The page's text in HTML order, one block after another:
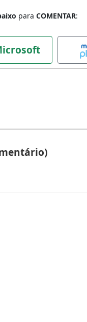
para COMENTAR: